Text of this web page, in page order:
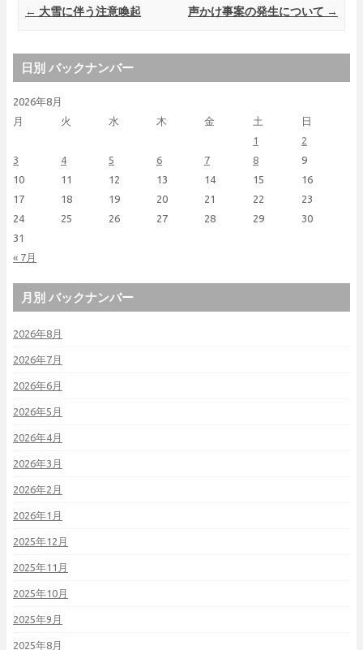
Post navigation
← 大雪に伴う注意喚起 声かけ事案の発生について →
日別 バックナンバー
2026年8月
月
火 水 木 金 土 日
« 7月
1
2
3
4 5 6 7 8
9
10
11 12 13 14 15
16
17
18 19 20 21 22
23
24
25 26 27 28 29
30
31
月別 バックナンバー
2026年8月
2026年7月
2026年6月
2026年5月
2026年4月
2026年3月
2026年2月
2026年1月
2025年12月
2025年11月
2025年10月
2025年9月
2025年8月